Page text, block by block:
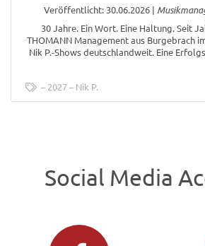
Veröffentlicht: 30.06.2026|
30 Jahre. Ein Wort. Eine Haltung. Seit
THOMANN Management aus Burgebrach
Nik P.-Shows deutschlandweit. Eine
2027 Nik P.
Social Media